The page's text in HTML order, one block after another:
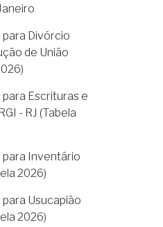
Divórcio
de União
Escrituras e
- RJ (Tabela
para Inventário
2026)
Usucapião
2026)